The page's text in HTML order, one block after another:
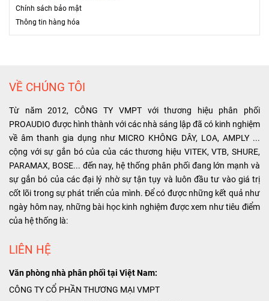
Chính sách bảo mật
Thông tin hàng hóa
VỀ CHÚNG TÔI
Từ năm 2012, CÔNG TY VMPT với thương hiệu phân phối
PROAUDIO được hình thành với các nhà sáng lập đã có kinh nghiệm
về âm thanh gia dụng như MICRO KHÔNG DÂY, LOA, AMPLY ...
cộng với sự gắn bó của của các thương hiệu VITEK, VTB, SHURE,
PARAMAX, BOSE... đến nay, hệ thống phân phối đang lớn mạnh và
sự gắn bó của các đại lý nhờ sự tận tụy và luôn đầu tư vào giá trị
cốt lõi trong sự phát triển của mình. Để có được những kết quả như
ngày hôm nay, những bài học kinh nghiệm được xem như tiêu điểm
của hệ thống là:
LIÊN HỆ
Văn phòng nhà phân phối tại Việt Nam:
CÔNG TY CỔ PHẦN THƯƠNG MẠI VMPT